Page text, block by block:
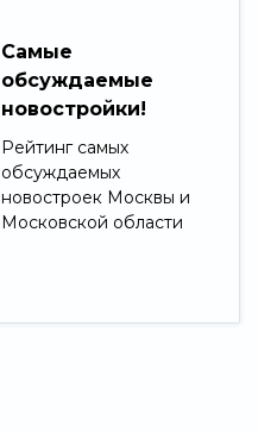
Самые
обсуждаемые
новостройки!
Рейтинг самых
обсуждаемых
новостроек Москвы и
Московской области